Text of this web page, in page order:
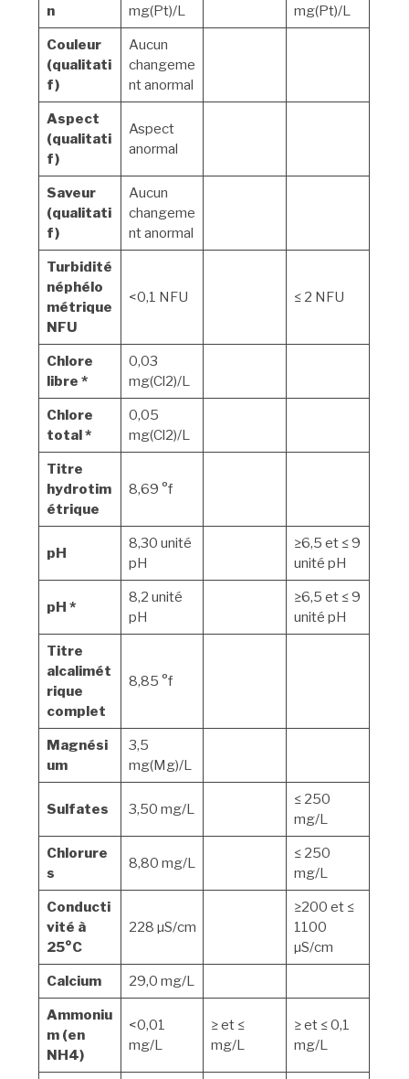
n
mg(Pt)/L
mg(Pt)/L
Couleur
(qualitati
f)
Aucun
changeme
nt anormal
Aspect
(qualitati
f)
Aspect
anormal
Saveur
(qualitati
f)
Aucun
changeme
nt anormal
Turbidité
néphélo
métrique
NFU
<0,1 NFU ≤ 2 NFU
Chlore
libre *
0,03
mg(Cl2)/L
Chlore
total *
0,05
mg(Cl2)/L
Titre
hydrotim
étrique
8,69 °f
pH
8,30 unité
pH
≥6,5 et ≤ 9
unité pH
pH *
8,2 unité
pH
≥6,5 et ≤ 9
unité pH
Titre
alcalimét
rique
complet
8,85 °f
Magnési
um
3,5
mg(Mg)/L
Sulfates 3,50 mg/L
≤ 250
mg/L
Chlorure
s
8,80 mg/L
≤ 250
mg/L
Conducti
vité à
25°C
228 µS/cm
≥200 et ≤
1100
µS/cm
Calcium 29,0 mg/L
Ammoniu
m (en
NH4)
<0,01
mg/L
≥ et ≤
mg/L
≥ et ≤ 0,1
mg/L